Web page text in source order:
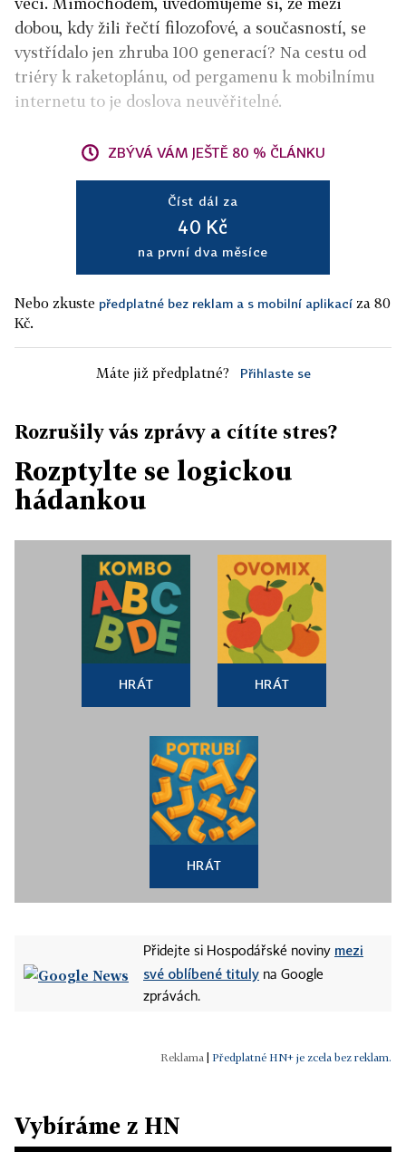
dobou, kdy žili řečtí filozofové, a současností, se
vystřídalo jen zhruba 100 generací? Na cestu od
triéry k raketoplánu, od pergamenu k mobilnímu
internetu to je doslova neuvěřitelné.
ZBÝVÁ VÁM JEŠTĚ 80 % ČLÁNKU
Číst dál za
40 Kč
na první dva měsíce
Nebo zkuste předplatné bez reklam a s mobilní aplikací za 80
Kč.
Máte již předplatné? Přihlaste se
Rozrušily vás zprávy a cítíte stres?
Rozptylte se logickou
hádankou
HRÁT HRÁT
HRÁT
Přidejte si Hospodářské noviny mezi
své oblíbené tituly na Google
zprávách.
Předplatné HN+ je zcela bez reklam.
Vybíráme z HN